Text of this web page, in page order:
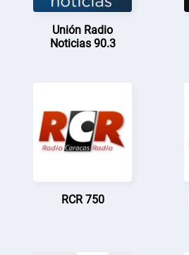
Unión Radio
Noticias 90.3
RCR 750